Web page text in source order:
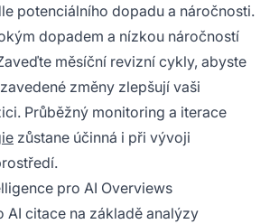
potenciálního dopadu a náročnosti.
dopadem a nízkou náročností
měsíční revizní cykly, abyste
změny zlepšují vaši
Průběžný monitoring a iterace
zůstane účinná i při vývoji
pro AI Overviews
AI citace na základě analýzy